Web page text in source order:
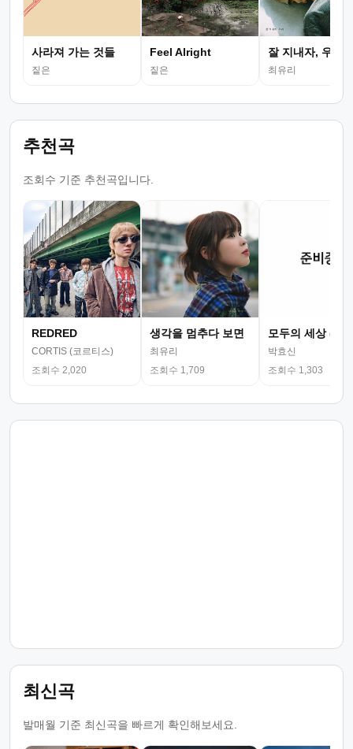
사라져 가는 것들
짙은
Feel Alright
짙은
잘 지내자, 우리
최유리
추천곡
조회수 기준 추천곡입니다.
REDRED
CORTIS (코르티스)
조회수 2,020
생각을 멈추다 보면
최유리
조회수 1,709
모두의 세상 (뮤
박효신
조회수 1,303
최신곡
발매월 기준 최신곡을 빠르게 확인해보세요.